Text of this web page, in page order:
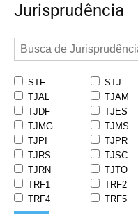
Jurisprudência
STF STJ
TJAL
TJAM
TJDF
TJES
TJMG
TJMS
TJPI
TJPR
TJRS
TJSC
TJRN
TJTO
TRF1
TRF2
TRF4
TRF5